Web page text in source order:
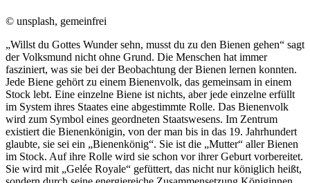
© unsplash, gemeinfrei
„Willst du Gottes Wunder sehn, musst du zu den Bienen gehen“ sagt
der Volksmund nicht ohne Grund. Die Menschen hat immer
fasziniert, was sie bei der Beobachtung der Bienen lernen konnten.
Jede Biene gehört zu einem Bienenvolk, das gemeinsam in einem
Stock lebt. Eine einzelne Biene ist nichts, aber jede einzelne erfüllt
im System ihres Staates eine abgestimmte Rolle. Das Bienenvolk
wird zum Symbol eines geordneten Staatswesens. Im Zentrum
existiert die Bienenkönigin, von der man bis in das 19. Jahrhundert
glaubte, sie sei ein „Bienenkönig“. Sie ist die „Mutter“ aller Bienen
im Stock. Auf ihre Rolle wird sie schon vor ihrer Geburt vorbereitet.
Sie wird mit „Gelée Royale“ gefüttert, das nicht nur königlich heißt,